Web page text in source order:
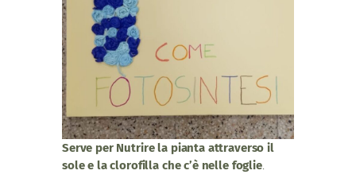
Serve per Nutrire la pianta attraverso il
sole e la clorofilla che c’è nelle foglie.